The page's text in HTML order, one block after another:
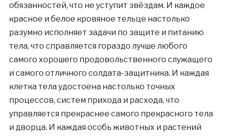
обязанностей, что не уступит звёздам. И каждое
красное и белое кровяное тельце настолько
разумно исполняет задачи по защите и питанию
тела, что справляется гораздо лучше любого
самого хорошего продовольственного служащего
и самого отличного солдата-защитника. И каждая
клетка тела удостоена настолько точных
процессов, систем прихода и расхода, что
управляется прекраснее самого прекрасного тела
и дворца. И каждая особь животных и растений